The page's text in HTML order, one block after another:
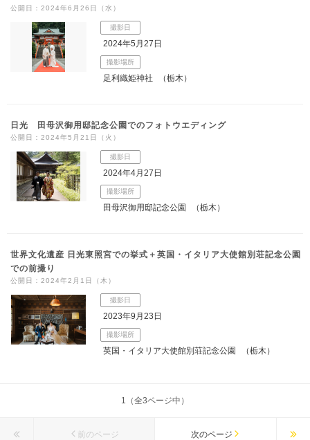
公開日：2024年6月26日（水）
撮影日
2024年5月27日
撮影場所
足利織姫神社 （栃木）
日光 田母沢御用邸記念公園でのフォトウエディング
公開日：2024年5月21日（火）
撮影日
2024年4月27日
撮影場所
田母沢御用邸記念公園 （栃木）
世界文化遺産 日光東照宮での挙式＋英国・イタリア大使館別荘記念公園
での前撮り
公開日：2024年2月1日（木）
撮影日
2023年9月23日
撮影場所
英国・イタリア大使館別荘記念公園 （栃木）
1（全3ページ中）
前のページ 次のページ